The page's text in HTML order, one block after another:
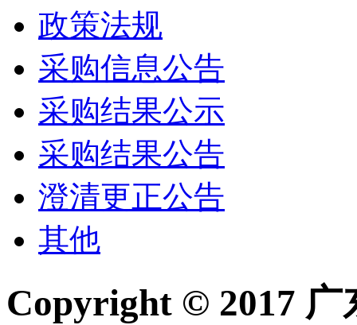
政策法规
采购信息公告
采购结果公示
采购结果公告
澄清更正公告
其他
Copyright © 2017